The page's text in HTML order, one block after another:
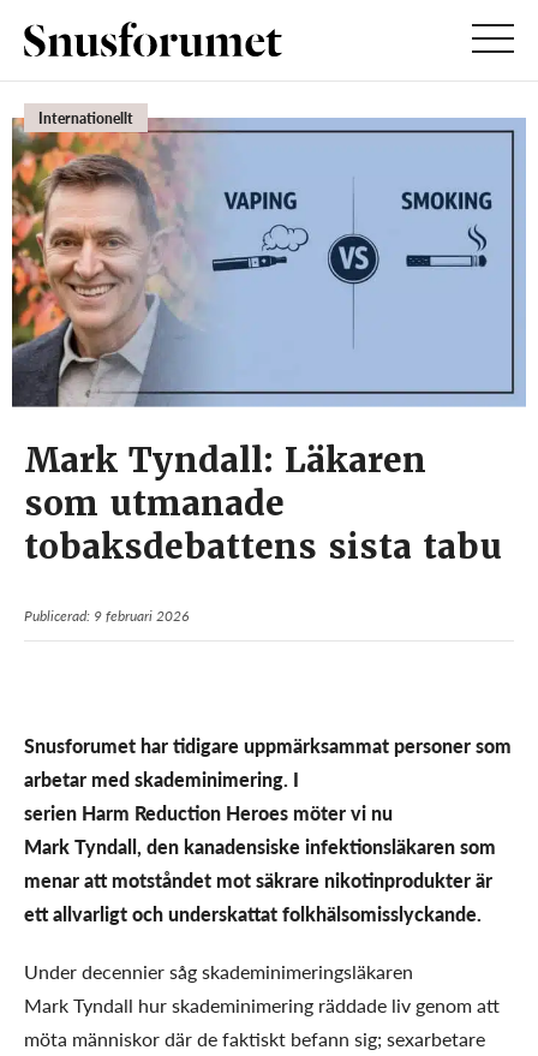
Internationellt
Mark Tyndall: Läkaren
som utmanade
tobaksdebattens sista tabu
Publicerad: 9 februari 2026
Snusforumet har tidigare uppmärksammat personer som
arbetar med skademinimering. I
serien Harm Reduction Heroes möter vi nu
Mark Tyndall, den kanadensiske infektionsläkaren som
menar att motståndet mot säkrare nikotinprodukter är
ett allvarligt och underskattat folkhälsomisslyckande.
Under decennier såg skademinimeringsläkaren
Mark Tyndall hur skademinimering räddade liv genom att
möta människor där de faktiskt befann sig; sexarbetare